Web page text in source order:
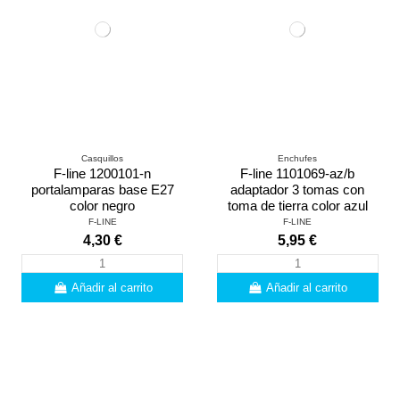
Casquillos
F-line 1200101-n
portalamparas base E27
color negro
F-LINE
4,30 €
Añadir al carrito
Enchufes
F-line 1101069-az/b
adaptador 3 tomas con
toma de tierra color azul
F-LINE
5,95 €
Añadir al carrito